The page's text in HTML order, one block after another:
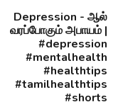
Depression - ஆல்
வரப்போகும் அபாயம் |
#depression
#mentalhealth
#healthtips
#tamilhealthtips
#shorts